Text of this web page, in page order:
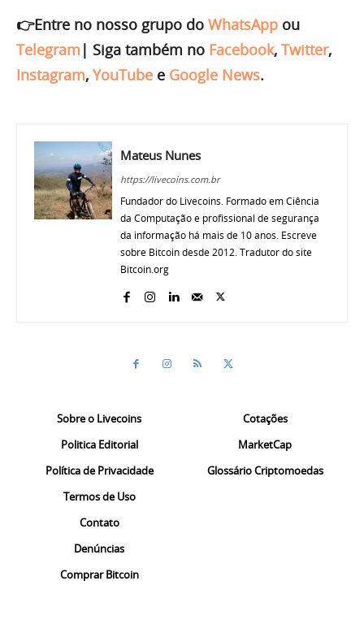
👉Entre no nosso grupo do WhatsApp ou
Telegram | Siga também no Facebook, Twitter,
Instagram, YouTube e Google News.
Mateus Nunes
https://livecoins.com.br
Fundador do Livecoins. Formado em Ciência
da Computação e profissional de segurança
da informação há mais de 10 anos. Escreve
sobre Bitcoin desde 2012. Tradutor do site
Bitcoin.org
Sobre o Livecoins
Politica Editorial
Política de Privacidade
Termos de Uso
Contato
Denúncias
Comprar Bitcoin
Cotações
MarketCap
Glossário Criptomoedas